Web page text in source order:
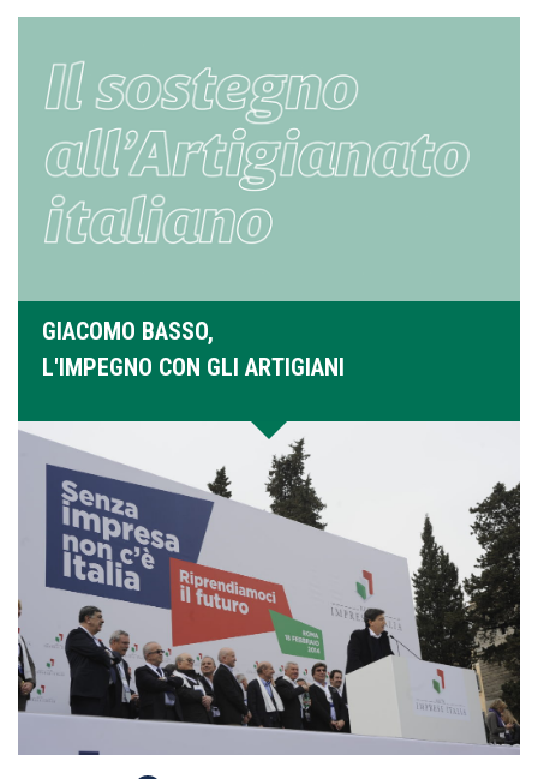
GIACOMO BASSO,
L'IMPEGNO CON GLI ARTIGIANI